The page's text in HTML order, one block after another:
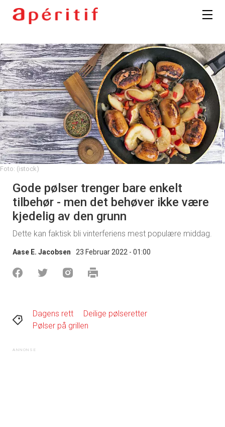
Foto: (istock)
Gode pølser trenger bare enkelt
tilbehør - men det behøver ikke være
kjedelig av den grunn
Dette kan faktisk bli vinterferiens mest populære middag.
Aase E. Jacobsen 23 Februar 2022 - 01:00
Dagens rett
Deilige pølseretter
Pølser på grillen